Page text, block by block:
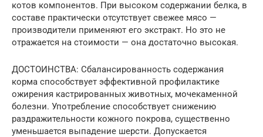
котов компонентов. При высоком содержании белка, в
составе практически отсутствует свежее мясо —
производители применяют его экстракт. Но это не
отражается на стоимости — она достаточно высокая.
ДОСТОИНСТВА: Сбалансированность содержания
корма способствует эффективной профилактике
ожирения кастрированных животных, мочекаменной
болезни. Употребление способствует снижению
раздражительности кожного покрова, существенно
уменьшается выпадение шерсти. Допускается